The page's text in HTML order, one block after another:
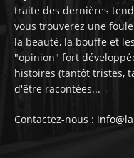
traite des dernières
vous trouverez une
la beauté, la bouffe et
"opinion" fort
histoires (tantôt tristes,
d'être racontées...
Contactez-nous :